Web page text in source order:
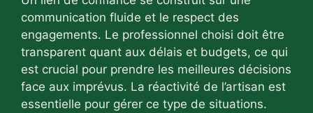
communication fluide et le respect des
engagements. Le professionnel choisi doit être
transparent quant aux délais et budgets, ce qui
est crucial pour prendre les meilleures décisions
face aux imprévus. La réactivité de l’artisan est
essentielle pour gérer ce type de situations.